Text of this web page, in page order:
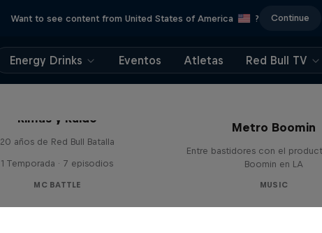
Want to see content from United States of America ? Continue
Energy Drinks Eventos Atletas Red Bull TV
Rimas y Ruido
20 años de Red Bull Batalla
1 Temporada · 7 episodios
MC BATTLE
Metro Boomin
Entre bastidores con el
Boomin en LA
MUSIC